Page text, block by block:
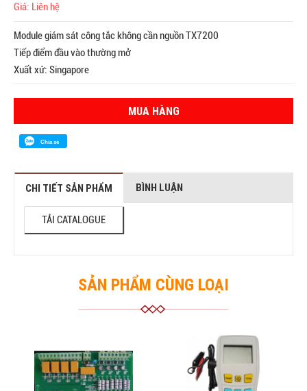
Giá: Liên hệ
Module giám sát công tắc không cần nguồn TX7200
Tiếp điểm đầu vào thường mở
Xuất xứ: Singapore
MUA HÀNG
Chia sẻ
CHI TIẾT SẢN PHẨM BÌNH LUẬN
TẢI CATALOGUE
SẢN PHẨM CÙNG LOẠI